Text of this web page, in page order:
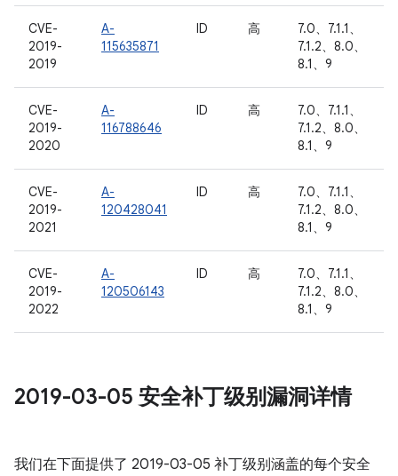
CVE-
2019-
2019
A-
115635871
ID 高
7.0、7.1.1、
7.1.2、8.0、
8.1、9
CVE-
2019-
2020
A-
116788646
ID 高
7.0、7.1.1、
7.1.2、8.0、
8.1、9
CVE-
2019-
2021
A-
120428041
ID 高
7.0、7.1.1、
7.1.2、8.0、
8.1、9
CVE-
2019-
2022
A-
120506143
ID 高
7.0、7.1.1、
7.1.2、8.0、
8.1、9
2019-03-05 安全补丁级别漏洞详情
我们在下面提供了 2019-03-05 补丁级别涵盖的每个安全